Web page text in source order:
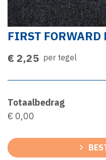
FIRST FORWARD
€ 2,25 per tegel
Totaalbedrag
€ 0,00